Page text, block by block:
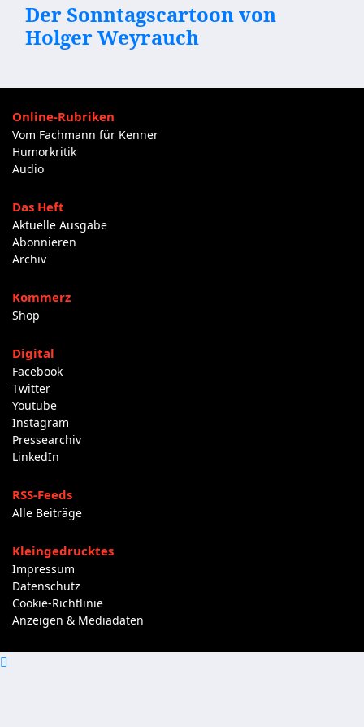
Der Sonntagscartoon von
Holger Weyrauch
Online-Rubriken
Vom Fachmann für Kenner
Humorkritik
Audio
Das Heft
Aktuelle Ausgabe
Abonnieren
Archiv
Kommerz
Shop
Digital
Facebook
Twitter
Youtube
Instagram
Pressearchiv
LinkedIn
RSS-Feeds
Alle Beiträge
Kleingedrucktes
Impressum
Datenschutz
Cookie-Richtlinie
Anzeigen & Mediadaten